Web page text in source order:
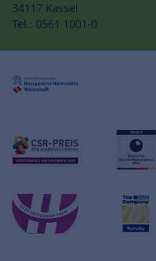
34117 Kassel
Tel.: 0561 1001-0